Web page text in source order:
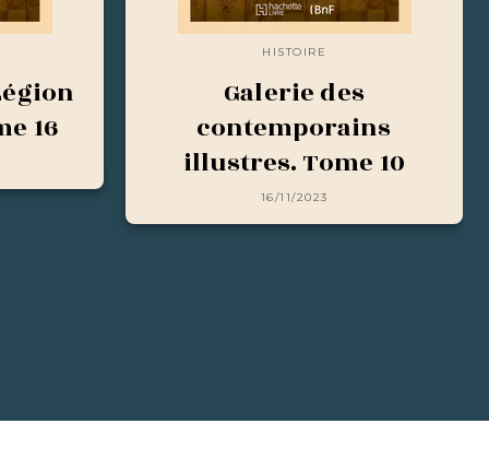
16
HISTOIRE
Galerie des
contemporains
illustres. Tome 10
16/11/2023